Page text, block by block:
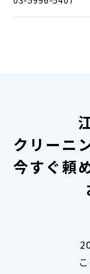
クリーニ
今すぐ頼